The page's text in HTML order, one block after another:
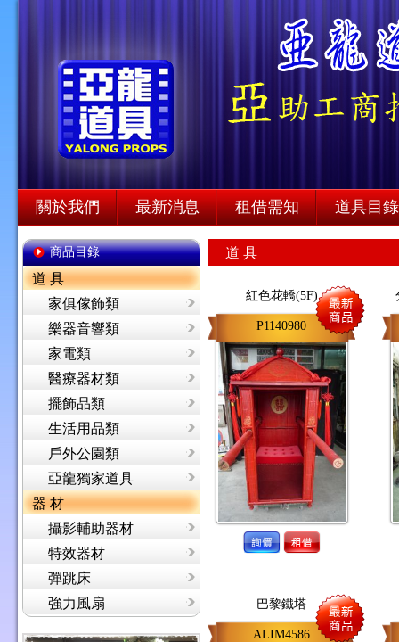
關於我們 最新消息 租借需知 道具目錄
商品目錄
道 具
家俱傢飾類
樂器音響類
家電類
醫療器材類
擺飾品類
生活用品類
戶外公園類
亞龍獨家道具
器 材
攝影輔助器材
特效器材
彈跳床
強力風扇
道 具
紅色花轎(5F)
P1140980
巴黎鐵塔
ALIM4586